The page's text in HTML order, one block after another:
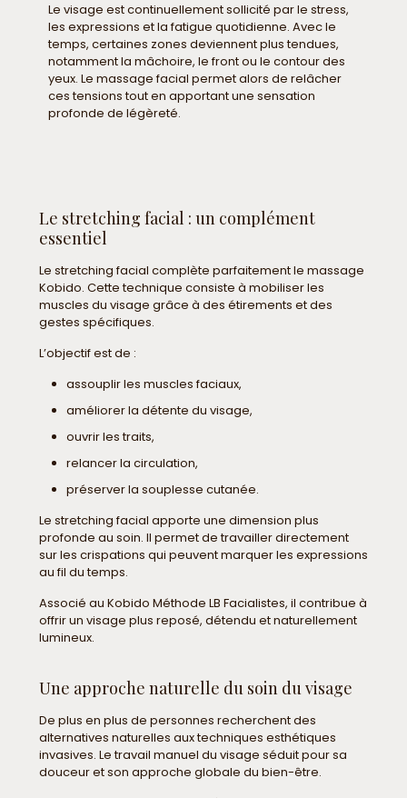
Le visage est continuellement sollicité par le stress,
les expressions et la fatigue quotidienne. Avec le
temps, certaines zones deviennent plus tendues,
notamment la mâchoire, le front ou le contour des
yeux. Le massage facial permet alors de relâcher
ces tensions tout en apportant une sensation
profonde de légèreté.
Le stretching facial : un complément
essentiel
Le stretching facial complète parfaitement le massage
Kobido. Cette technique consiste à mobiliser les
muscles du visage grâce à des étirements et des
gestes spécifiques.
L’objectif est de :
assouplir les muscles faciaux,
améliorer la détente du visage,
ouvrir les traits,
relancer la circulation,
préserver la souplesse cutanée.
Le stretching facial apporte une dimension plus
profonde au soin. Il permet de travailler directement
sur les crispations qui peuvent marquer les expressions
au fil du temps.
Associé au Kobido Méthode LB Facialistes, il contribue à
offrir un visage plus reposé, détendu et naturellement
lumineux.
Une approche naturelle du soin du visage
De plus en plus de personnes recherchent des
alternatives naturelles aux techniques esthétiques
invasives. Le travail manuel du visage séduit pour sa
douceur et son approche globale du bien-être.